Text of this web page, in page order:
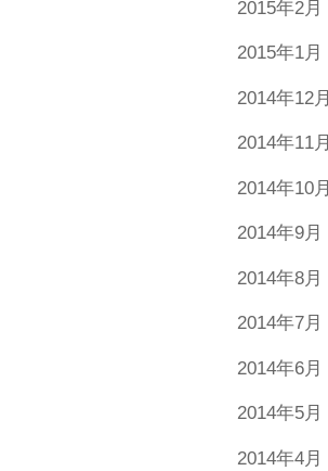
2015年2月
2015年1月
2014年12月
2014年11月
2014年10月
2014年9月
2014年8月
2014年7月
2014年6月
2014年5月
2014年4月